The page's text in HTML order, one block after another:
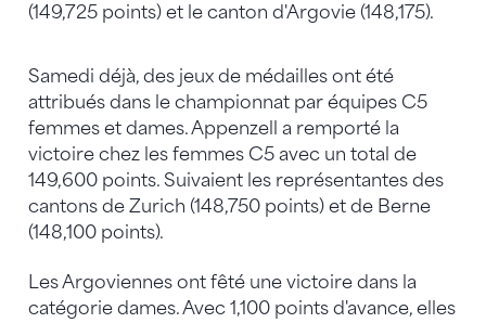
(149,725 points) et le canton d'Argovie (148,175).
Samedi déjà, des jeux de médailles ont été
attribués dans le championnat par équipes C5
femmes et dames. Appenzell a remporté la
victoire chez les femmes C5 avec un total de
149,600 points. Suivaient les représentantes des
cantons de Zurich (148,750 points) et de Berne
(148,100 points).
Les Argoviennes ont fêté une victoire dans la
catégorie dames. Avec 1,100 points d'avance, elles